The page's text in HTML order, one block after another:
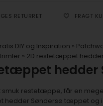
RETURRET FRAGT
DIY og Inspiration »
» 2D restetæppet
restetæppe, får en
Søndersø tæppet og